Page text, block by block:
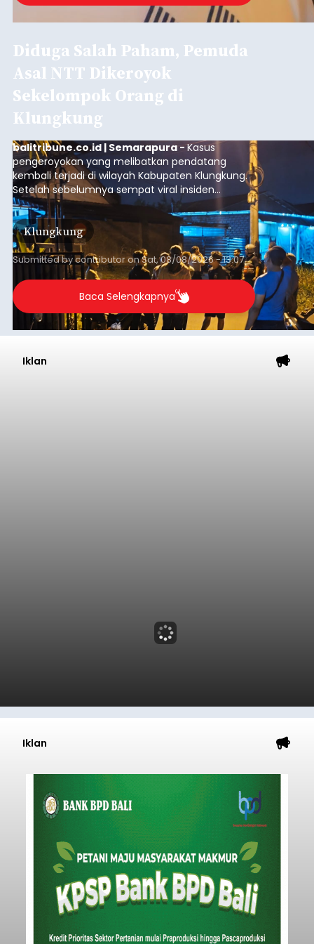
Diduga Salah Paham, Pemuda
Asal NTT Dikeroyok
Sekelompok Orang di
Klungkung
balitribune.co.id | Semarapura -Kasus
pengeroyokan yang melibatkan pendatang
kembali terjadi di wilayah Kabupaten Klungkung.
Setelah sebelumnya sempat viral insiden
keributan di barat Pasar Galiran, peristiwa serupa
kini menimpa seorang pemuda asal Kabupaten
Sumba Barat Daya (SBD), Nusa Tenggara Timur
(NTT).
Klungkung
Submitted bycontributoronSat, 08/08/2026 - 13:07
Baca Selengkapnya
Iklan
Iklan